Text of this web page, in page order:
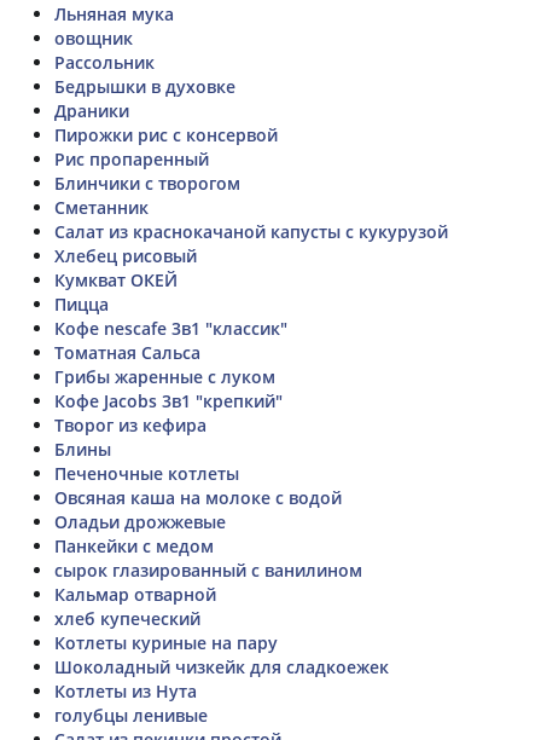
Льняная мука
овощник
Рассольник
Бедрышки в духовке
Драники
Пирожки рис с консервой
Рис пропаренный
Блинчики с творогом
Сметанник
Салат из краснокачаной капусты с кукурузой
Хлебец рисовый
Кумкват ОКЕЙ
Пицца
Кофе nescafe 3в1 "классик"
Томатная Сальса
Грибы жаренные с луком
Кофе Jacobs 3в1 "крепкий"
Творог из кефира
Блины
Печеночные котлеты
Овсяная каша на молоке с водой
Оладьи дрожжевые
Панкейки с медом
сырок глазированный с ванилином
Кальмар отварной
хлеб купеческий
Котлеты куриные на пару
Шоколадный чизкейк для сладкоежек
Котлеты из Нута
голубцы ленивые